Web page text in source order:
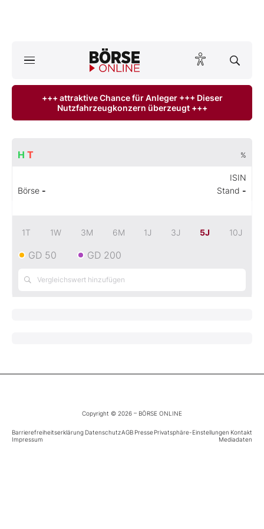
ktuelle Ausgabe BÖRSE ONLINE lesen
Abo & Shop
BO-Musterdepots
Experten
Mein B:O
+++ attraktive Chance für Anleger +++ Dieser
Nutzfahrzeugkonzern überzeugt +++
%
H T
ISIN
Börse - Stand -
1T 1W 3M 6M 1J 3J 5J 10J
GD 50 GD 200
Copyright © 2026 – BÖRSE ONLINE
Barrierefreiheitserklärung DatenschutzAGB PressePrivatsphäre-Einstellungen Kontakt
Impressum
Mediadaten